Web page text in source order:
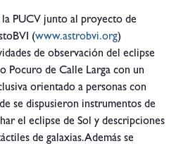
PUCV junto al proyecto de
(www.astrobvi.org)
de observación del eclipse
Pocuro de Calle Larga con un
orientado a personas con
se dispusieron instrumentos de
el eclipse de Sol y descripciones
de galaxias. Además se